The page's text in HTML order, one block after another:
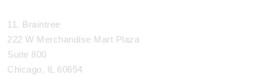
11. Braintree
222 W Merchandise Mart Plaza
Suite 800
Chicago, IL 60654